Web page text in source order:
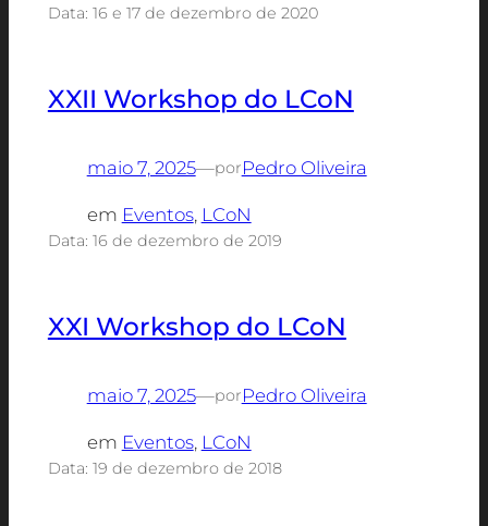
Data: 16 e 17 de dezembro de 2020
XXII Workshop do LCoN
maio 7, 2025—porPedro Oliveira
em Eventos, LCoN
Data: 16 de dezembro de 2019
XXI Workshop do LCoN
maio 7, 2025—porPedro Oliveira
em Eventos, LCoN
Data: 19 de dezembro de 2018